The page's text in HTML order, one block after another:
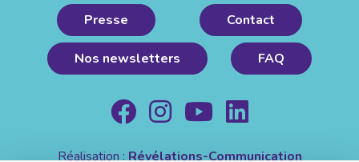
Presse Contact
Nos newsletters FAQ
Réalisation :Révélations-Communication